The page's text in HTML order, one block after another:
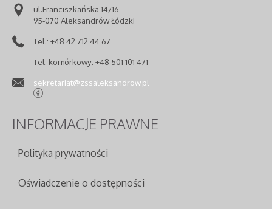
ul.Franciszkańska 14/16
95-070 Aleksandrów Łódzki
Tel.: +48 42 712 44 67
Tel. komórkowy: +48 501 101 471
sekretariat@zssaleksandrow.pl
INFORMACJE PRAWNE
Polityka prywatności
Oświadczenie o dostępności